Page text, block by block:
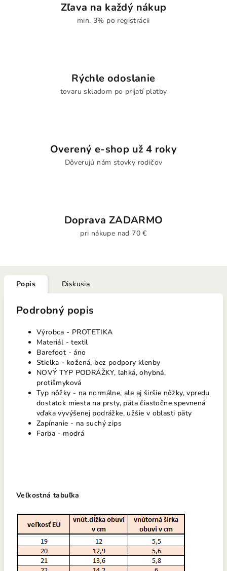
Zľava na každý nákup
min. 3% po registrácii
Rýchle odoslanie
tovaru skladom po prijatí platby
Overený e-shop už 4 roky
Dôverujú nám stovky rodičov
Doprava ZADARMO
pri nákupe nad 70 €
Popis Diskusia
Podrobný popis
Výrobca - PROTETIKA
Materiál - textil
Barefoot - áno
Stielka - kožená, bez podpory klenby
NOVÝ TYP PODRÁŽKY, ľahká, ohybná,
protišmyková
Typ nôžky - na normálne, ale aj širšie nôžky, vpredu
dostatok miesta na prsty, päta čiastočne spevnená
vďaka vyvýšenej podrážke, užšie v oblasti päty
Zapínanie - na suchý zips
Farba - modrá
Veľkostná tabuľka